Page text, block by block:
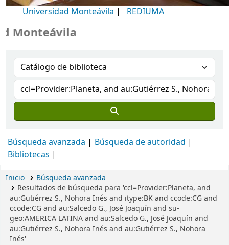
Universidad Monteávila | REDIUMA
Búsqueda avanzada
Búsqueda de autoridad
Bibliotecas
Inicio
Búsqueda avanzada
Resultados de búsqueda para 'ccl=Provider:Planeta, and
au:Gutiérrez S., Nohora Inés and itype:BK and ccode:CG and
ccode:CG and au:Salcedo G., José Joaquín and su-
geo:AMERICA LATINA and au:Salcedo G., José Joaquín and
au:Gutiérrez S., Nohora Inés and au:Gutiérrez S., Nohora
Inés'